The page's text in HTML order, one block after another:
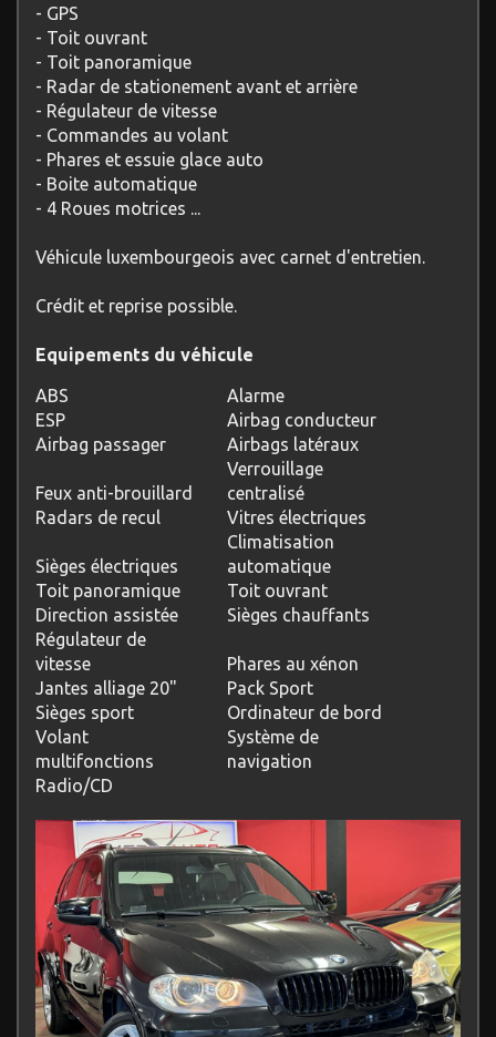
- GPS
- Toit ouvrant
- Toit panoramique
- Radar de stationement avant et arrière
- Régulateur de vitesse
- Commandes au volant
- Phares et essuie glace auto
- Boite automatique
- 4 Roues motrices ...
Véhicule luxembourgeois avec carnet d'entretien.
Crédit et reprise possible.
Equipements du véhicule
ABS
Alarme
ESP
Airbag conducteur
Airbag passager
Airbags latéraux
Feux anti-brouillard
Verrouillage
centralisé
Radars de recul
Vitres électriques
Sièges électriques
Climatisation
automatique
Toit panoramique
Toit ouvrant
Direction assistée
Sièges chauffants
Régulateur de
vitesse
Phares au xénon
Jantes alliage 20"
Pack Sport
Sièges sport
Ordinateur de bord
Volant
multifonctions
Système de
navigation
Radio/CD